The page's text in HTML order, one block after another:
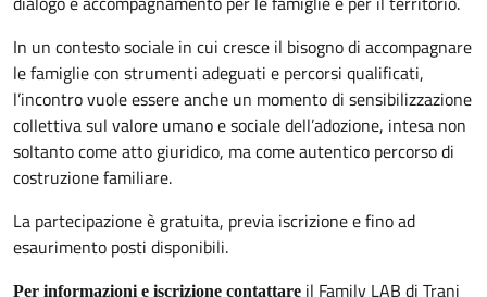
In un contesto sociale in cui cresce il bisogno di accompagnare
le famiglie con strumenti adeguati e percorsi qualificati,
l’incontro vuole essere anche un momento di sensibilizzazione
collettiva sul valore umano e sociale dell’adozione, intesa non
soltanto come atto giuridico, ma come autentico percorso di
costruzione familiare.
La partecipazione è gratuita, previa iscrizione e fino ad
esaurimento posti disponibili.
Per informazioni e iscrizione contattare il Family LAB di Trani